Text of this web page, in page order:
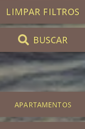
LIMPAR FILTROS
BUSCAR
APARTAMENTOS